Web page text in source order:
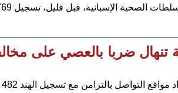
قبل قليل، تسجيل 769 حالة وفاة جديدة بفيروس كورونا
تنهال ضربا بالعصي على
مع تسجيل الهند 482 حالة إصابة بفيروس كورونا مقطع